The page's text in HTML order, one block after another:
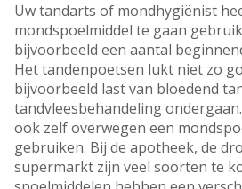
Uw tandarts of mondhygiënist
mondspoelmiddel te gaan
bijvoorbeeld een aantal
Het tandenpoetsen lukt niet zo
bijvoorbeeld last van bloedend
tandvleesbehandeling
ook zelf overwegen een
gebruiken. Bij de apotheek, de
supermarkt zijn veel soorten te